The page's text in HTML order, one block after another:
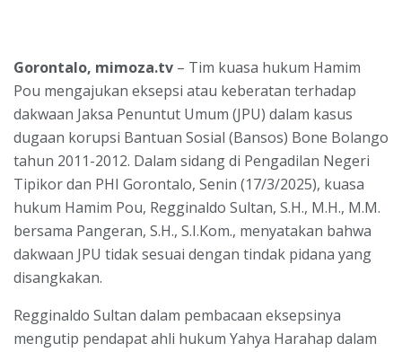
Gorontalo, mimoza.tv – Tim kuasa hukum Hamim
Pou mengajukan eksepsi atau keberatan terhadap
dakwaan Jaksa Penuntut Umum (JPU) dalam kasus
dugaan korupsi Bantuan Sosial (Bansos) Bone Bolango
tahun 2011-2012. Dalam sidang di Pengadilan Negeri
Tipikor dan PHI Gorontalo, Senin (17/3/2025), kuasa
hukum Hamim Pou, Regginaldo Sultan, S.H., M.H., M.M.
bersama Pangeran, S.H., S.I.Kom., menyatakan bahwa
dakwaan JPU tidak sesuai dengan tindak pidana yang
disangkakan.
Regginaldo Sultan dalam pembacaan eksepsinya
mengutip pendapat ahli hukum Yahya Harahap dalam